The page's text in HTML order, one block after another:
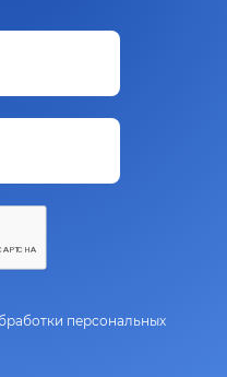
персональных